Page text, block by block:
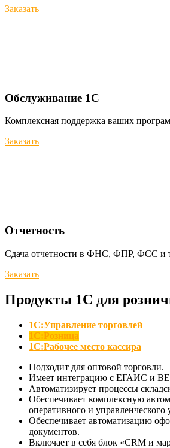
Заказать
Обслуживание 1С
Комплексная поддержка ваших
Заказать
Отчетность
Сдача отчетности в ФНС, ФПР, ФСС и
Заказать
Продукты 1С для
1С:Управление торговлей
1С:Розница
1C:Рабочее место кассира
Подходит для оптовой торговли.
Имеет интеграцию с ЕГАИС и
Автоматизирует процессы
Обеспечивает комплексную
оперативного и управленческого
Обеспечивает автоматизацию
документов.
Включает в себя блок «CRM и